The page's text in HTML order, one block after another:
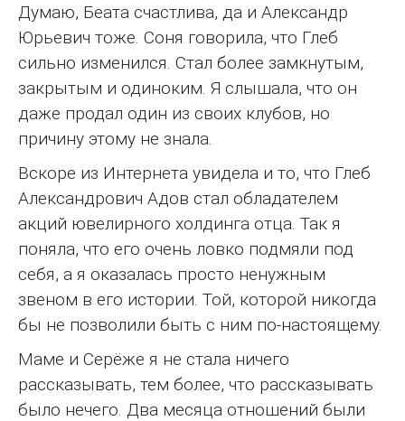
Думаю, Беата счастлива, да и Александр
Юрьевич тоже. Соня говорила, что Глеб
сильно изменился. Стал более замкнутым,
закрытым и одиноким. Я слышала, что он
даже продал один из своих клубов, но
причину этому не знала.
Вскоре из Интернета увидела и то, что Глеб
Александрович Адов стал обладателем
акций ювелирного холдинга отца. Так я
поняла, что его очень ловко подмяли под
себя, а я оказалась просто ненужным
звеном в его истории. Той, которой никогда
бы не позволили быть с ним по-настоящему.
Маме и Серёже я не стала ничего
рассказывать, тем более, что рассказывать
было нечего. Два месяца отношений были